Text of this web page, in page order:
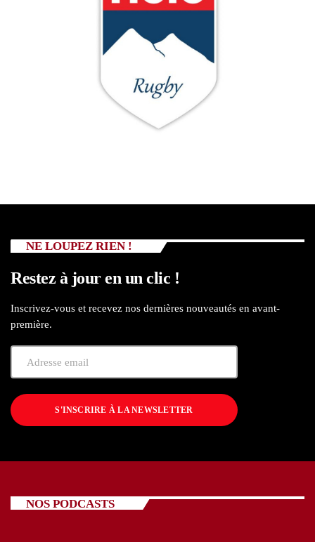
NE LOUPEZ RIEN !
Restez à jour en un clic !
Inscrivez-vous et recevez nos dernières nouveautés en avant-
première.
S'INSCRIRE À LA NEWSLETTER
NOS PODCASTS